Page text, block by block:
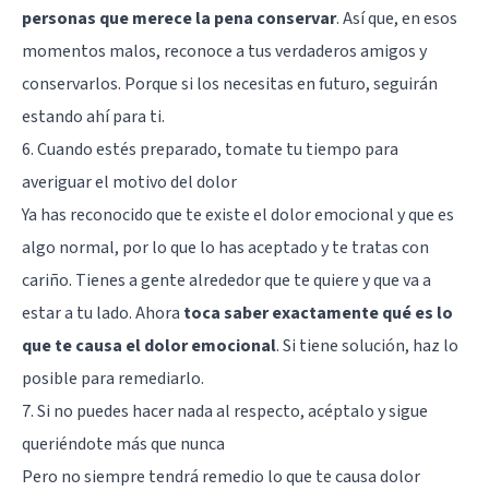
personas que merece la pena conservar. Así que, en esos
momentos malos, reconoce a tus verdaderos amigos y
conservarlos. Porque si los necesitas en futuro, seguirán
estando ahí para ti.
6. Cuando estés preparado, tomate tu tiempo para
averiguar el motivo del dolor
Ya has reconocido que te existe el dolor emocional y que es
algo normal, por lo que lo has aceptado y te tratas con
cariño. Tienes a gente alrededor que te quiere y que va a
estar a tu lado. Ahora toca saber exactamente qué es lo
que te causa el dolor emocional. Si tiene solución, haz lo
posible para remediarlo.
7. Si no puedes hacer nada al respecto, acéptalo y sigue
queriéndote más que nunca
Pero no siempre tendrá remedio lo que te causa dolor